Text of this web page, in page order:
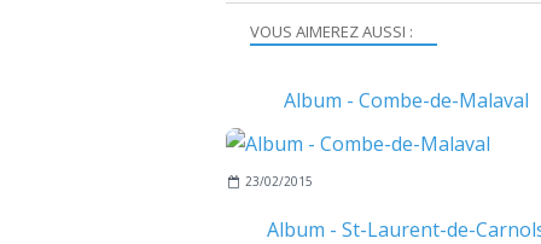
VOUS AIMEREZ AUSSI :
Album - Combe-de-Malaval
23/02/2015
Album - St-Laurent-de-